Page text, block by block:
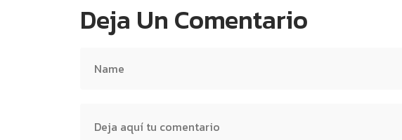
Deja Un Comentario